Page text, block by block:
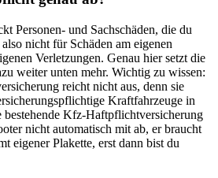
Personen- und Sachschäden, die du
nicht für Schäden am eigenen
Verletzungen. Genau hier setzt die
weiter unten mehr. Wichtig zu wissen:
reicht nicht aus, denn sie
Kraftfahrzeuge in
bestehende Kfz-Haftpflichtversicherung
nicht automatisch mit ab, er braucht
eigener Plakette, erst dann bist du